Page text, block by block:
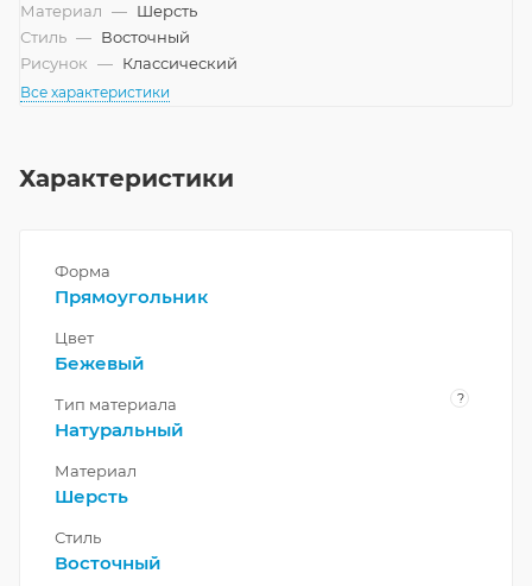
Материал — Шерсть
Стиль — Восточный
Рисунок — Классический
Все характеристики
Характеристики
Форма
Прямоугольник
Цвет
Бежевый
Тип материала ?
Натуральный
Материал
Шерсть
Стиль
Восточный